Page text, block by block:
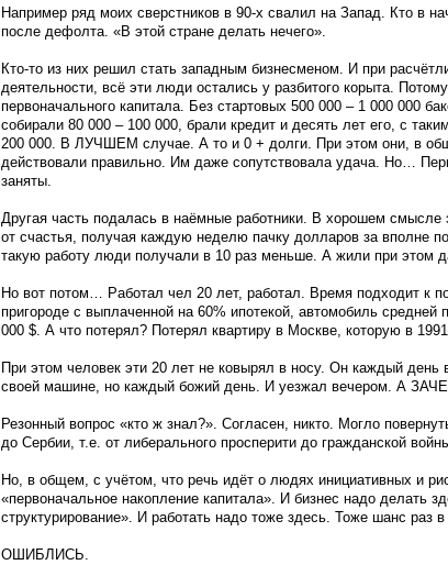
Например ряд моих сверстников в 90-х свалил на Запад. Кто в
после дефолта. «В этой стране делать нечего».
Кто-то из них решил стать западным бизнесменом. И при
деятельности, всё эти люди остались у разбитого корыта.
первоначального капитала. Без стартовых 500 000 – 1 000 000
собирали 80 000 – 100 000, брали кредит и десять лет его, с
200 000. В ЛУЧШЕМ случае. А то и 0 + долги. При этом они, в
действовали правильно. Им даже сопутствовала удача. Но…
заняты.
Другая часть подалась в наёмные работники. В хорошем
от счастья, получая каждую неделю пачку долларов за вполне
такую работу люди получали в 10 раз меньше. А жили при этом
Но вот потом… Работал чел 20 лет, работал. Время подходит к
пригороде с выплаченной на 60% ипотекой, автомобиль
000 $. А что потерял? Потерял квартиру в Москве, которую в
При этом человек эти 20 лет не ковырял в носу. Он каждый
своей машине, но каждый божий день. И уезжал вечером. А
Резонный вопрос «кто ж знал?». Согласен, никто. Могло
до Сербии, т.е. от либерального просперити до гражданской
Но, в общем, с учётом, что речь идёт о людях инициативных и
«первоначальное накопление капитала». И бизнес надо делать
структурирование». И работать надо тоже здесь. Тоже шанс раз в
ОШИБЛИСЬ.